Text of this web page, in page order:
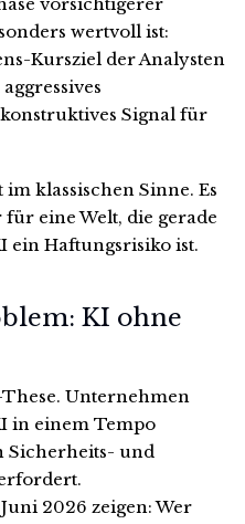
wertvoll ist:
Kursziel der Analysten
Signal für
klassischen Sinne. Es
eine Welt, die gerade
ein Haftungsrisiko ist.
KI ohne
Unternehmen
in einem Tempo
Sicherheits- und
2026 zeigen: Wer